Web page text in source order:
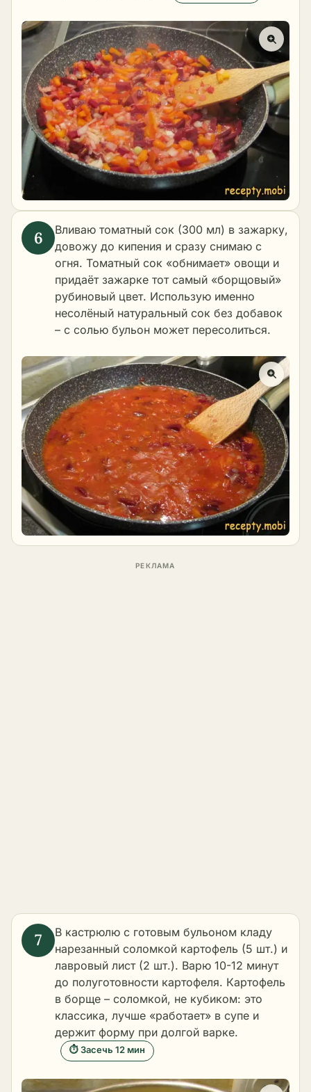
Вливаю томатный сок (300 мл) в зажарку,
довожу до кипения и сразу снимаю с
огня. Томатный сок «обнимает» овощи и
придаёт зажарке тот самый «борщовый»
рубиновый цвет. Использую именно
несолёный натуральный сок без добавок
– с солью бульон может пересолиться.
В кастрюлю с готовым бульоном кладу
нарезанный соломкой картофель (5 шт.) и
лавровый лист (2 шт.). Варю 10-12 минут
до полуготовности картофеля. Картофель
в борще – соломкой, не кубиком: это
классика, лучше «работает» в супе и
держит форму при долгой варке.
⏱ Засечь 12 мин